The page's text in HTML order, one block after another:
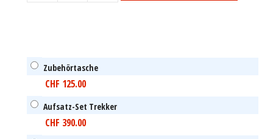
Zubehörtasche
CHF 125.00
Aufsatz-Set Trekker
CHF 390.00